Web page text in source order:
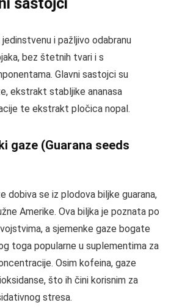
i pažljivo odabranu
bez štetnih tvari i s
Glavni sastojci su
ekstrakt stabljike ananasa
te ekstrakt pločica nopal.
gaze (Guarana seeds
dobiva se iz plodova biljke guarana,
Amerike. Ova biljka je poznata po
a sjemenke gaze bogate
toga popularne u suplementima za
Osim kofeina, gaze
što ih čini korisnim za
stresa.